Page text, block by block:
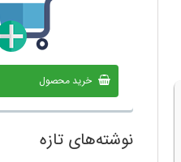
خرید محصول
نوشته‌های تازه